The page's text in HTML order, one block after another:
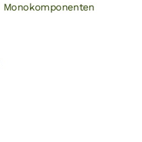
Monokomponenten